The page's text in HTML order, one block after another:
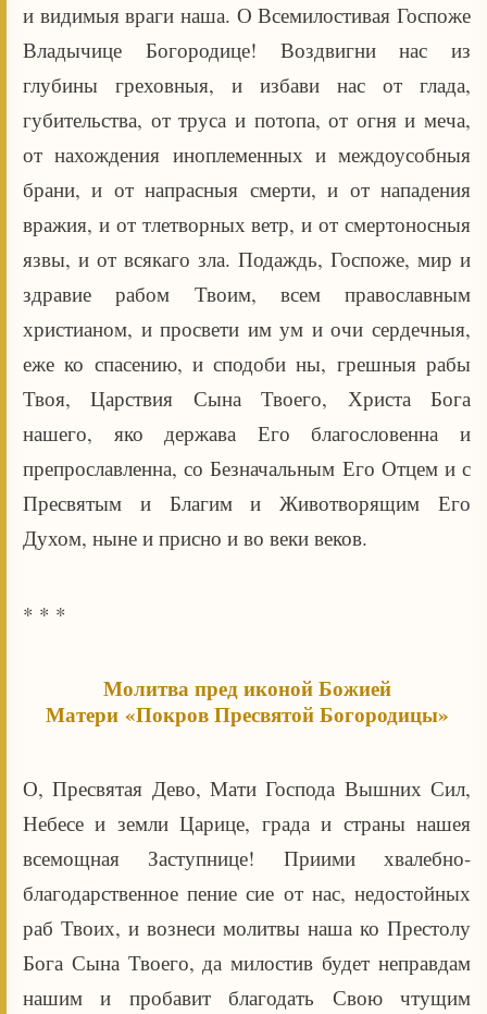
и видимыя враги наша. О Всемилостивая Госпоже
Владычице Богородице! Воздвигни нас из
глубины греховныя, и избави нас от глада,
губительства, от труса и потопа, от огня и меча,
от нахождения иноплеменных и междоусобныя
брани, и от напрасныя смерти, и от нападения
вражия, и от тлетворных ветр, и от смертоносныя
язвы, и от всякаго зла. Подаждь, Госпоже, мир и
здравие рабом Твоим, всем православным
христианом, и просвети им ум и очи сердечныя,
еже ко спасению, и сподоби ны, грешныя рабы
Твоя, Царствия Сына Твоего, Христа Бога
нашего, яко держава Его благословенна и
препрославленна, со Безначальным Его Отцем и с
Пресвятым и Благим и Животворящим Его
Духом, ныне и присно и во веки веков.
* * *
Молитва пред иконой Божией
Матери «Покров Пресвятой Богородицы»
О, Пресвятая Дево, Мати Господа Вышних Сил,
Небесе и земли Царице, града и страны нашея
всемощная Заступнице! Приими хвалебно-
благодарственное пение сие от нас, недостойных
раб Твоих, и вознеси молитвы наша ко Престолу
Бога Сына Твоего, да милостив будет неправдам
нашим и пробавит благодать Свою чтущим